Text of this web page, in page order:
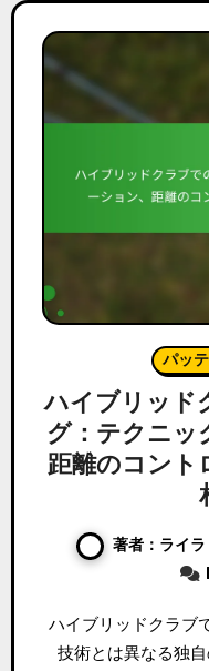
パッ
ハイブリッド
グ：テクニッ
距離のコント
著者：ライ
ハイブリッドクラブでのパッティングには、伝統的な
技術とは異なる独